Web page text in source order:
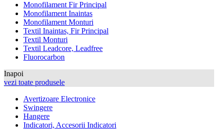
Monofilament Fir Principal
Monofilament Inaintas
Monofilament Monturi
Textil Inaintas, Fir Principal
Textil Monturi
Textil Leadcore, Leadfree
Fluorocarbon
Inapoi
vezi toate produsele
Avertizoare Electronice
Swingere
Hangere
Indicatori, Accesorii Indicatori